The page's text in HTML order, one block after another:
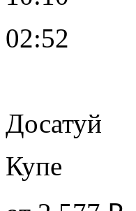
02:52
Досатуй
Купе